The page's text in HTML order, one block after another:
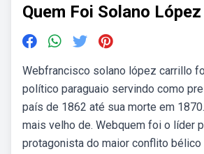
Quem Foi Solano López
Webfrancisco solano lópez carrillo
político paraguaio servindo como
país de 1862 até sua morte em
mais velho de. Webquem foi o líder
protagonista do maior conflito bélico